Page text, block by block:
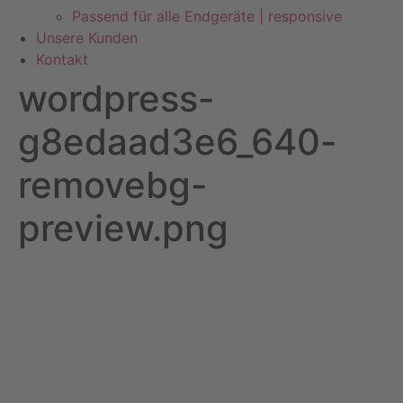
Passend für alle Endgeräte | responsive
Unsere Kunden
Kontakt
wordpress-
g8edaad3e6_640-
removebg-
preview.png